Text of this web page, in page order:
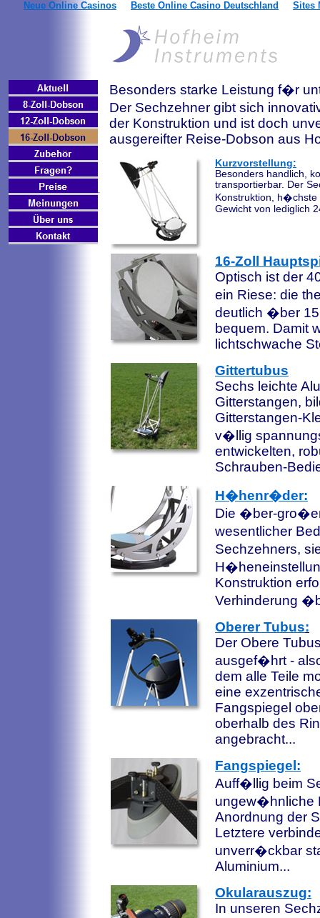
Neue Online Casinos Beste Online Casino Deutschland Sites
Besonders starke Leistung f�r
Der Sechzehner gibt sich
der Konstruktion und ist doch
ausgereifter Reise-Dobson aus
Kurzvorstellung:
Besonders handlich,
transportierbar. Der
Konstruktion,
Gewicht von lediglich
16-Zoll
Optisch ist der
ein Riese: die
deutlich �ber
bequem. Damit
lichtschwache
Gittertubus
Sechs leichte
Gitterstangen,
Gitterstangen-
v�llig
entwickelten,
Schrauben-
H�henr�der:
Die �ber-
wesentlicher
Sechzehners,
Konstruktion
Verhinderung
Oberer Tubus:
Der Obere
ausgef�hrt -
dem alle Teile
eine
Fangspiegel
oberhalb des
angebracht...
Fangspiegel:
Auff�llig beim
ungew�hnliche
Anordnung der
Letztere
unverr�ckbar
Aluminium...
Okularauszug:
In unseren